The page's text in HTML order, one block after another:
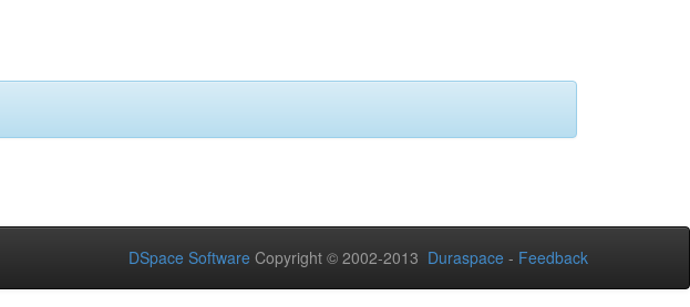
DSpace Software Copyright © 2002-2013 Duraspace - Feedback